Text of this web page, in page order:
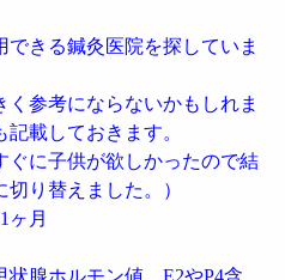
きる鍼灸医院を探していま
参考にならないかもしれま
載しておきます。
ぐに子供が欲しかったので結
り替えました。）
ヶ月
状腺ホルモン値、E2やP4含